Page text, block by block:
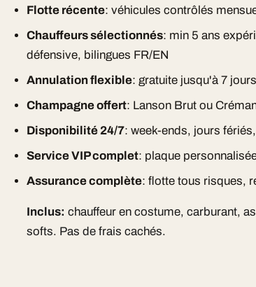
Flotte récente: véhicules contrôlés
Chauffeurs sélectionnés: min 5 ans
défensive, bilingues FR/EN
Annulation flexible: gratuite jusqu'à 7
Champagne offert: Lanson Brut ou
Disponibilité 24/7: week-ends, jours
Service VIP complet: plaque
Assurance complète: flotte tous risques,
Inclus: chauffeur en costume, carburant,
softs. Pas de frais cachés.